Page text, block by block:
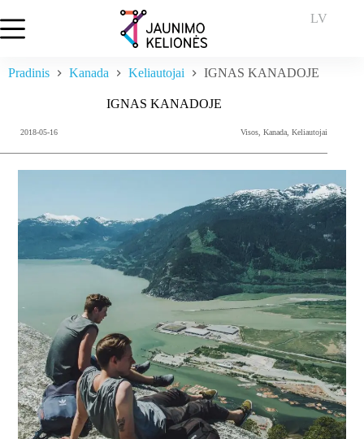
to
content
LV
Pradinis Kanada Keliautojai IGNAS KANADOJE
IGNAS KANADOJE
2018-05-16 Visos,Kanada,Keliautojai